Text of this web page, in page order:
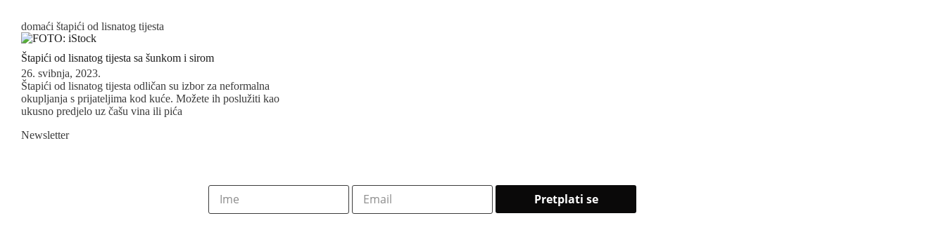
domaći štapići od lisnatog tijesta
Štapići od lisnatog tijesta sa šunkom i sirom
26. svibnja, 2023.
Štapići od lisnatog tijesta odličan su izbor za neformalna
okupljanja s prijateljima kod kuće. Možete ih poslužiti kao
ukusno predjelo uz čašu vina ili pića
Newsletter